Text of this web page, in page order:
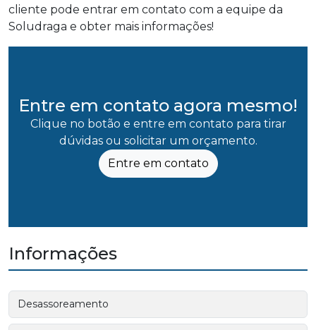
cliente pode entrar em contato com a equipe da
Soludraga e obter mais informações!
Entre em contato agora mesmo!
Clique no botão e entre em contato para tirar
dúvidas ou solicitar um orçamento.
Entre em contato
Informações
Desassoreamento